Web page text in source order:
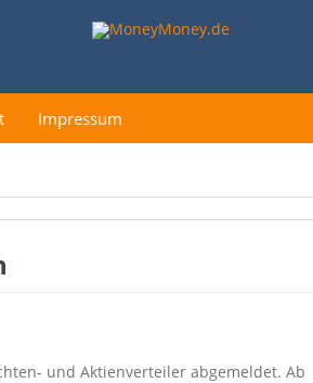
Impressum
und Aktienverteiler abgemeldet. Ab